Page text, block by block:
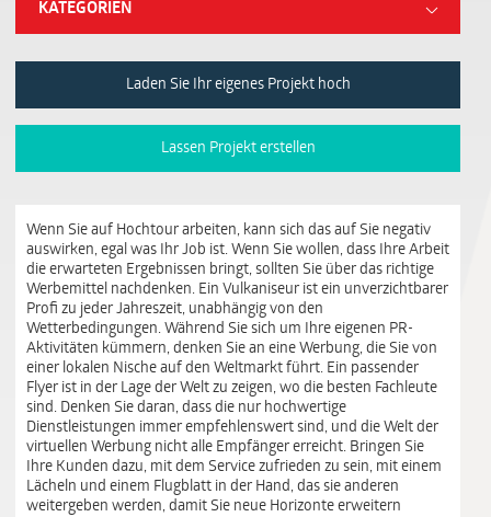
KATEGORIEN
Laden Sie Ihr eigenes Projekt hoch
Lassen Projekt erstellen
Wenn Sie auf Hochtour arbeiten, kann sich das auf Sie negativ
auswirken, egal was Ihr Job ist. Wenn Sie wollen, dass Ihre Arbeit
die erwarteten Ergebnissen bringt, sollten Sie über das richtige
Werbemittel nachdenken. Ein Vulkaniseur ist ein unverzichtbarer
Profi zu jeder Jahreszeit, unabhängig von den
Wetterbedingungen. Während Sie sich um Ihre eigenen PR-
Aktivitäten kümmern, denken Sie an eine Werbung, die Sie von
einer lokalen Nische auf den Weltmarkt führt. Ein passender
Flyer ist in der Lage der Welt zu zeigen, wo die besten Fachleute
sind. Denken Sie daran, dass die nur hochwertige
Dienstleistungen immer empfehlenswert sind, und die Welt der
virtuellen Werbung nicht alle Empfänger erreicht. Bringen Sie
Ihre Kunden dazu, mit dem Service zufrieden zu sein, mit einem
Lächeln und einem Flugblatt in der Hand, das sie anderen
weitergeben werden, damit Sie neue Horizonte erweitern